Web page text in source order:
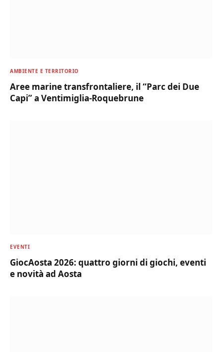
AMBIENTE E TERRITORIO
Aree marine transfrontaliere, il “Parc dei Due
Capi” a Ventimiglia-Roquebrune
EVENTI
GiocAosta 2026: quattro giorni di giochi, eventi
e novità ad Aosta